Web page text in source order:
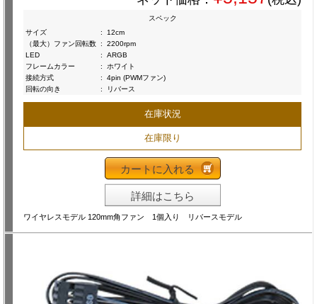
スペック
サイズ
:
12cm
（最大）ファン回転数 :
2200rpm
LED
:
ARGB
フレームカラー
:
ホワイト
接続方式
:
4pin (PWMファン)
回転の向き
: リバース
在庫状況
在庫限り
カートに入れる
詳細はこちら
ワイヤレスモデル 120mm角ファン 1個入り リバースモデル